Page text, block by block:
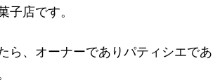
子店です。
ら、オーナーでありパティシエであ